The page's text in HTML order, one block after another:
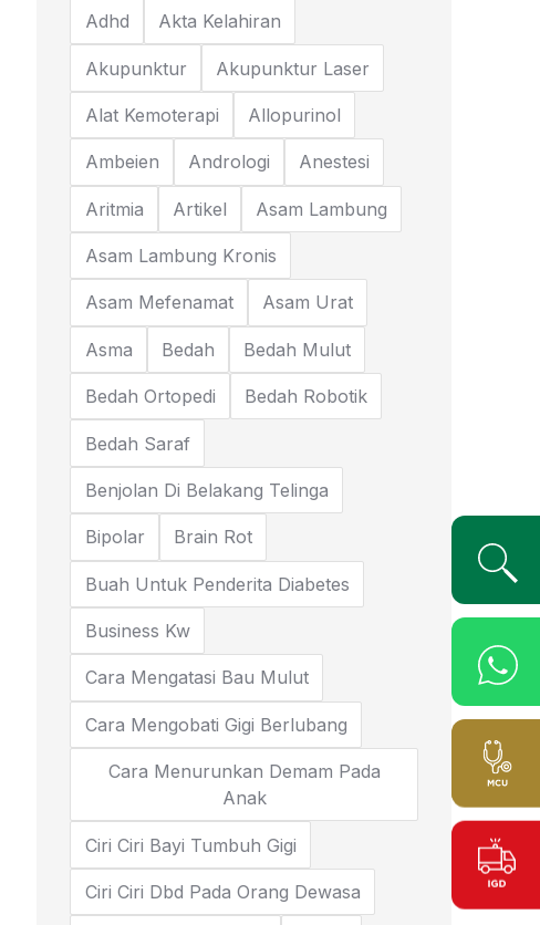
Adhd Akta Kelahiran
Akupunktur Akupunktur Laser
Alat Kemoterapi Allopurinol
Ambeien Andrologi Anestesi
Aritmia Artikel Asam Lambung
Asam Lambung Kronis
Asam Mefenamat Asam Urat
Asma Bedah Bedah Mulut
Bedah Ortopedi Bedah Robotik
Bedah Saraf
Benjolan Di Belakang Telinga
Bipolar Brain Rot
Buah Untuk Penderita Diabetes
Business Kw
Cara Mengatasi Bau Mulut
Cara Mengobati Gigi Berlubang
Cara Menurunkan Demam Pada
Anak
Ciri Ciri Bayi Tumbuh Gigi
Ciri Ciri Dbd Pada Orang Dewasa